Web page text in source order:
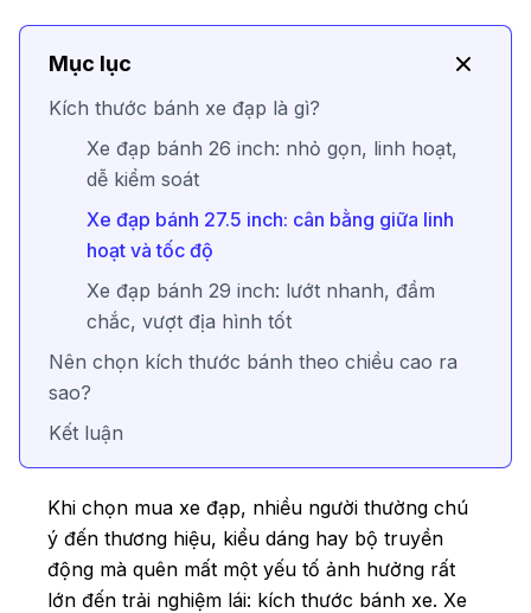
Mục lục
Kích thước bánh xe đạp là gì?
Xe đạp bánh 26 inch: nhỏ gọn, linh hoạt,
dễ kiểm soát
Xe đạp bánh 27.5 inch: cân bằng giữa linh
hoạt và tốc độ
Xe đạp bánh 29 inch: lướt nhanh, đầm
chắc, vượt địa hình tốt
Nên chọn kích thước bánh theo chiều cao ra
sao?
Kết luận
Khi chọn mua xe đạp, nhiều người thường chú
ý đến thương hiệu, kiểu dáng hay bộ truyền
động mà quên mất một yếu tố ảnh hưởng rất
lớn đến trải nghiệm lái: kích thước bánh xe. Xe